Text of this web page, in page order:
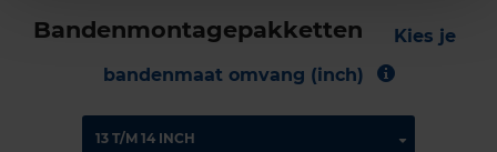
Bandenmontagepakketten
Kies je
bandenmaat omvang (inch)